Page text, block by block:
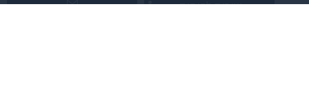
שירות לקוחות: